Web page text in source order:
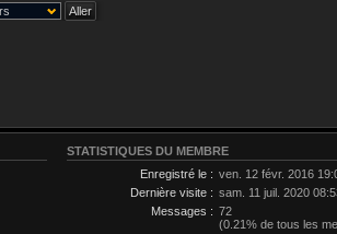
STATISTIQUES DU MEMBRE
Enregistré le : ven. 12 févr. 2016
Dernière visite : sam. 11 juil. 2020
Messages : 72
(0.21% de tous les